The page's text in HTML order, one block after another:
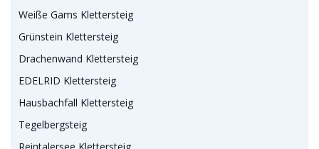
Weiße Gams Klettersteig
Grünstein Klettersteig
Drachenwand Klettersteig
EDELRID Klettersteig
Hausbachfall Klettersteig
Tegelbergsteig